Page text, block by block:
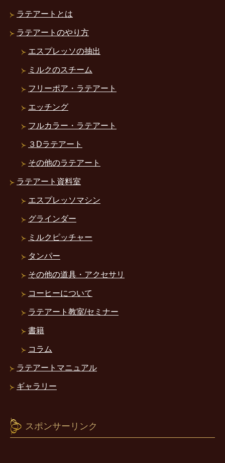
ラテアートとは
ラテアートのやり方
エスプレッソの抽出
ミルクのスチーム
フリーポア・ラテアート
エッチング
フルカラー・ラテアート
３Dラテアート
その他のラテアート
ラテアート資料室
エスプレッソマシン
グラインダー
ミルクピッチャー
タンパー
その他の道具・アクセサリ
コーヒーについて
ラテアート教室/セミナー
書籍
コラム
ラテアートマニュアル
ギャラリー
スポンサーリンク